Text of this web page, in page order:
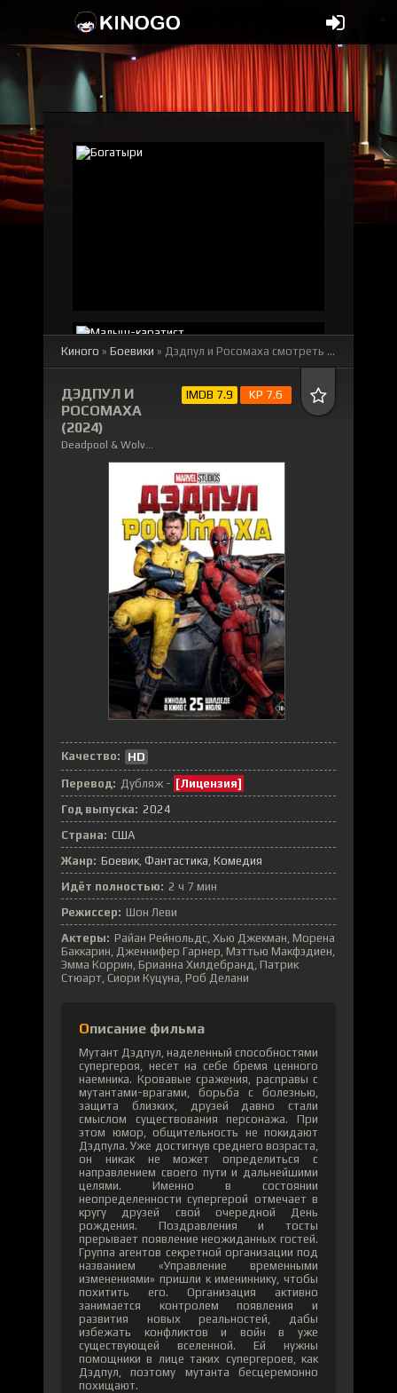
Киного » Боевики » Дэдпул и Росомаха смотреть онлайн бесплатно
ДЭДПУЛ И
РОСОМАХА
(2024)
Deadpool & Wolverine
IMDB 7.9 KP 7.6
Качество:
HD
Перевод: Дубляж - [Лицензия]
Год выпуска: 2024
Страна: США
Жанр: Боевик Фантастика Комедия
Идёт полностью: 2 ч 7 мин
Режиссер: Шон Леви
Актеры: Райан Рейнольдс, Хью Джекман, Морена
Баккарин, Дженнифер Гарнер, Мэттью Макфэдиен,
Эмма Коррин, Брианна Хилдебранд, Патрик
Стюарт, Сиори Куцуна, Роб Делани
Описание фильма
Мутант Дэдпул, наделенный способностями
супергероя, несет на себе бремя ценного
наемника. Кровавые сражения, расправы с
мутантами-врагами, борьба с болезнью,
защита близких, друзей давно стали
смыслом существования персонажа. При
этом юмор, общительность не покидают
Дэдпула. Уже достигнув среднего возраста,
он никак не может определиться с
направлением своего пути и дальнейшими
целями. Именно в состоянии
неопределенности супергерой отмечает в
кругу друзей свой очередной День
рождения. Поздравления и тосты
прерывает появление неожиданных гостей.
Группа агентов секретной организации под
названием «Управление временными
изменениями» пришли к имениннику, чтобы
похитить его. Организация активно
занимается контролем появления и
развития новых реальностей, дабы
избежать конфликтов и войн в уже
существующей вселенной. Ей нужны
помощники в лице таких супергероев, как
Дэдпул, поэтому мутанта бесцеремонно
похищают.